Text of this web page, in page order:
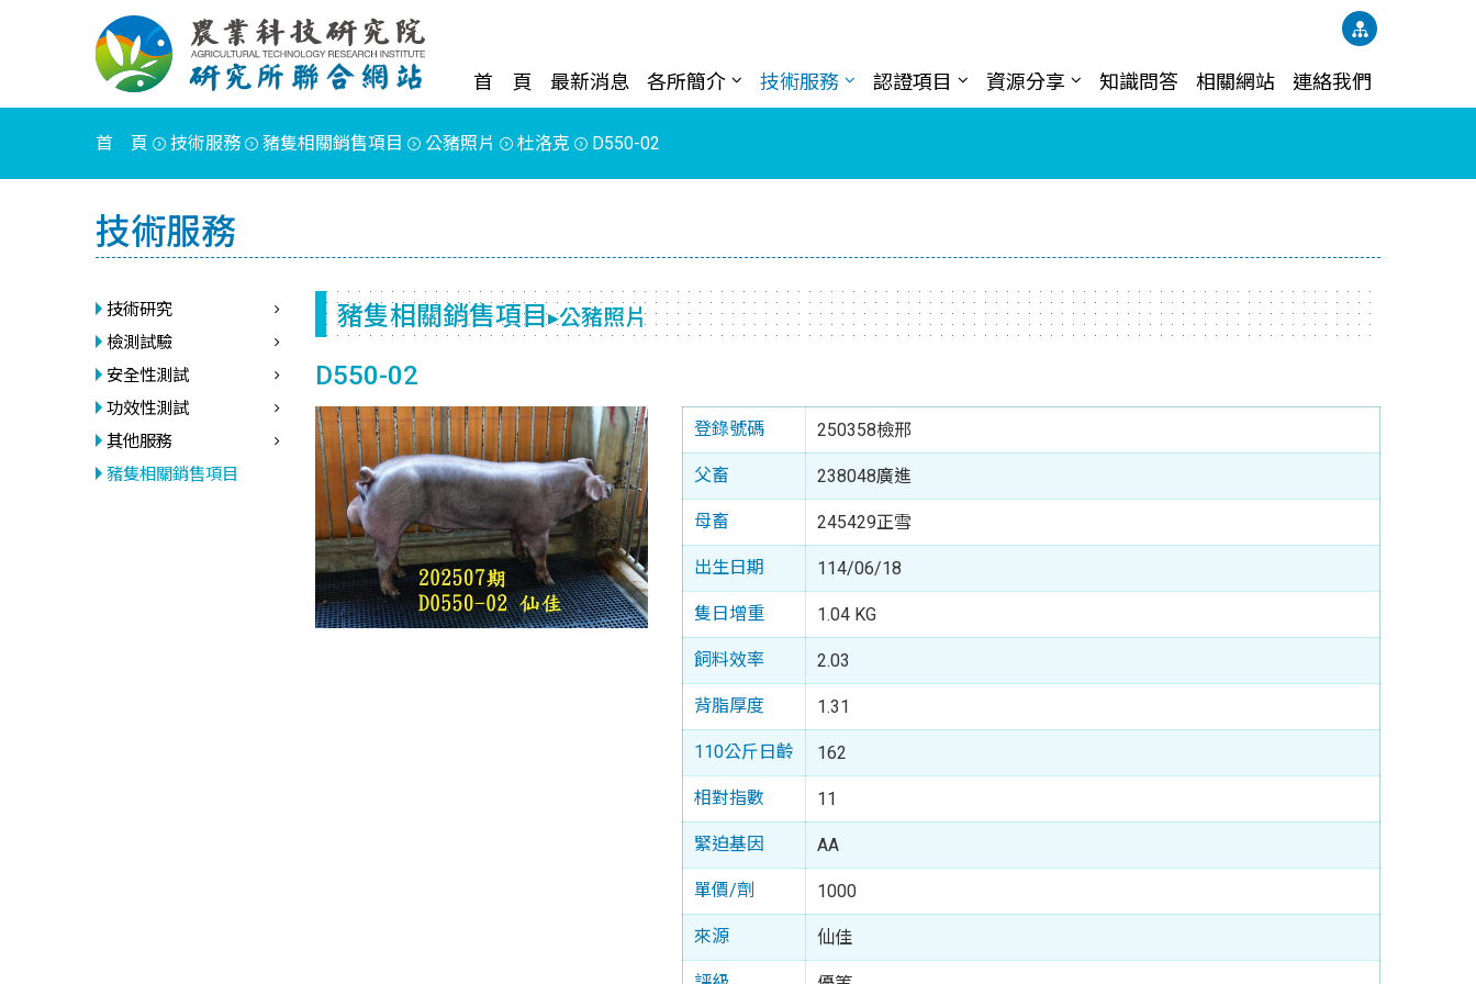
首 頁 最新消息 各所簡介 技術服務 認證項目 資源分享 知識問答 相關網站 連絡我們
首 頁 技術服務 豬隻相關銷售項目 公豬照片 杜洛克 D550-02
技術服務
技術研究
檢測試驗
安全性測試
功效性測試
其他服務
豬隻相關銷售項目
豬隻相關銷售項目▸公豬照片
D550-02
登錄號碼 250358檢邢
父畜 238048廣進
母畜 245429正雪
出生日期 114/06/18
隻日增重 1.04 KG
飼料效率 2.03
背脂厚度 1.31
110公斤日齡 162
相對指數 11
緊迫基因 AA
單價/劑 1000
來源 仙佳